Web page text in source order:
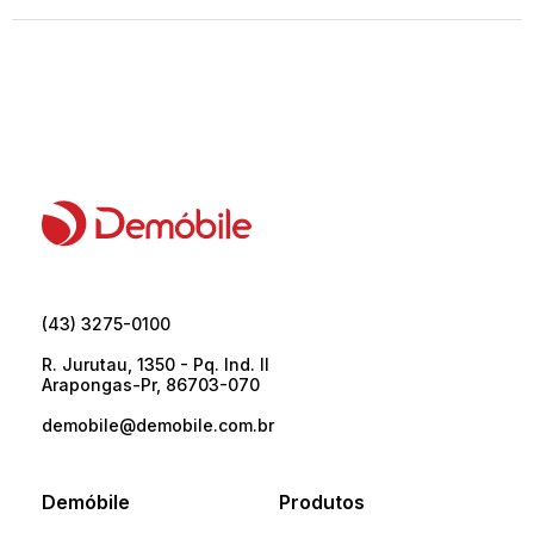
(43) 3275-0100
R. Jurutau, 1350 - Pq. Ind. II
Arapongas-Pr, 86703-070
demobile@demobile.com.br
Demóbile Produtos